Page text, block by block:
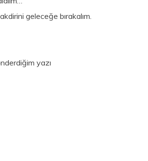
geleceğe bırakalım.
yazı